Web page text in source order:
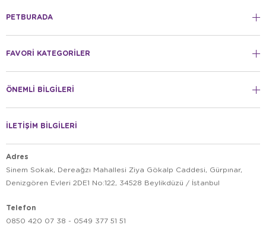
PETBURADA
FAVORİ KATEGORİLER
ÖNEMLİ BİLGİLERİ
İLETİŞİM BİLGİLERİ
Adres
Sinem Sokak, Dereağzı Mahallesi Ziya Gökalp Caddesi, Gürpınar,
Denizgören Evleri 2DE1 No:122, 34528 Beylikdüzü / İstanbul
Telefon
0850 420 07 38 - 0549 377 51 51